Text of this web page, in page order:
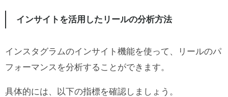
インサイトを活用したリールの分析方法
インスタグラムのインサイト機能を使って、リールのパ
フォーマンスを分析することができます。
具体的には、以下の指標を確認しましょう。